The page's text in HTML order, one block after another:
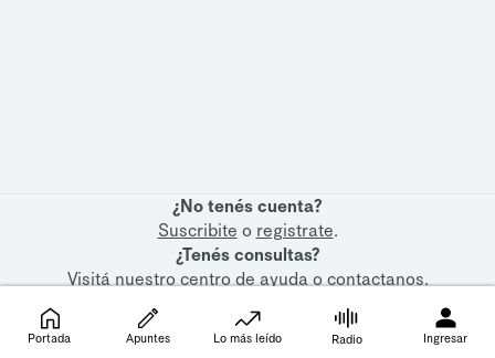
¿No tenés cuenta?
Suscribite o registrate.
¿Tenés consultas?
Visitá nuestrocentro de ayudaocontactanos.
Portada Apuntes Lo más leído Radio Ingresar